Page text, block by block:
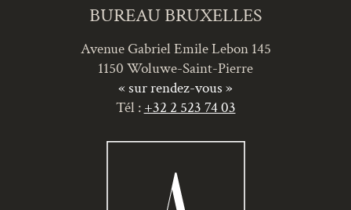
BUREAU BRUXELLES
Avenue Gabriel Emile Lebon 145
1150 Woluwe-Saint-Pierre
« sur rendez-vous »
Tél :+32 2 523 74 03